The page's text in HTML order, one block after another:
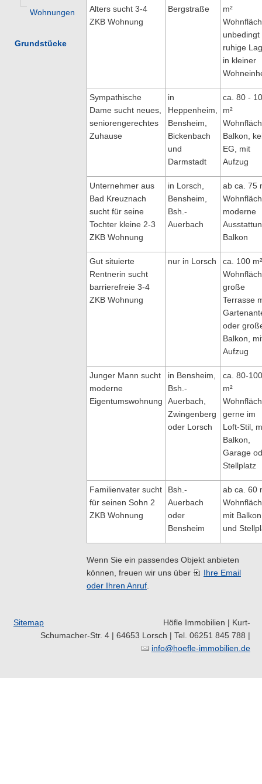
Wohnungen
Grundstücke
Alters sucht 3-4
ZKB Wohnung
Bergstraße
m²
unbedingt
ruhige
in kleiner
Sympathische
Dame sucht neues,
seniorengerechtes
Zuhause
in
Heppenheim,
Bensheim,
Bickenbach
und
Darmstadt
ca. 80 -
m²
Balkon,
EG, mit
Aufzug
Unternehmer aus
Bad Kreuznach
sucht für seine
Tochter kleine 2-3
ZKB Wohnung
in Lorsch,
Bensheim,
Bsh.-
Auerbach
ab ca. 75
moderne
Balkon
Gut situierte
Rentnerin sucht
barrierefreie 3-4
ZKB Wohnung
nur in Lorsch
ca. 100 m²
große
Terrasse
oder
Balkon,
Aufzug
Junger Mann sucht
moderne
Eigentumswohnung
in Bensheim,
Bsh.-
Auerbach,
Zwingenberg
oder Lorsch
ca. 80-100
m²
gerne im
Loft-Stil,
Balkon,
Garage
Stellplatz
Familienvater sucht
für seinen Sohn 2
ZKB Wohnung
Bsh.-
Auerbach
oder
Bensheim
ab ca. 60
mit Balkon
und
Wenn Sie ein passendes Objekt anbieten
können, freuen wir uns über
Ihre Email
oder Ihren Anruf.
Sitemap Höfle Immobilien | Kurt-
Schumacher-Str. 4 | 64653 Lorsch | Tel. 06251 845 788 |
info@hoefle-immobilien.de